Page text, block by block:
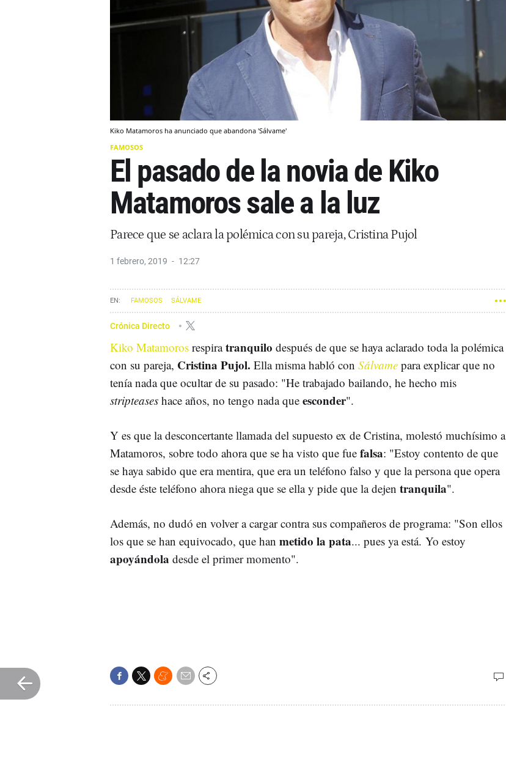
Kiko Matamoros ha anunciado que abandona 'Sálvame'
FAMOSOS
El pasado de la novia de Kiko
Matamoros sale a la luz
Parece que se aclara la polémica con su pareja, Cristina Pujol
1 febrero, 2019 12:27
FAMOSOS SÁLVAME
Crónica Directo
Kiko Matamoros respiratranquilo después de que se haya aclarado toda la polémica
con su pareja, Cristina Pujol. Ella misma habló con Sálvame para explicar que no
tenía nada que ocultar de su pasado: "He trabajado bailando, he hecho mis
stripteases hace años, no tengo nada que esconder".
Y es que la desconcertante llamada del supuesto ex de Cristina, molestó muchísimo a
Matamoros, sobre todo ahora que se ha visto que fue falsa: "Estoy contento de que
se haya sabido que era mentira, que era un teléfono falso y que la persona que opera
desde éste teléfono ahora niega que se ella y pide que la dejen tranquila".
Además, no dudó en volver a cargar contra sus compañeros de programa: "Son ellos
los que se han equivocado, que han metido la pata... pues ya está. Yo estoy
apoyándola desde el primer momento".